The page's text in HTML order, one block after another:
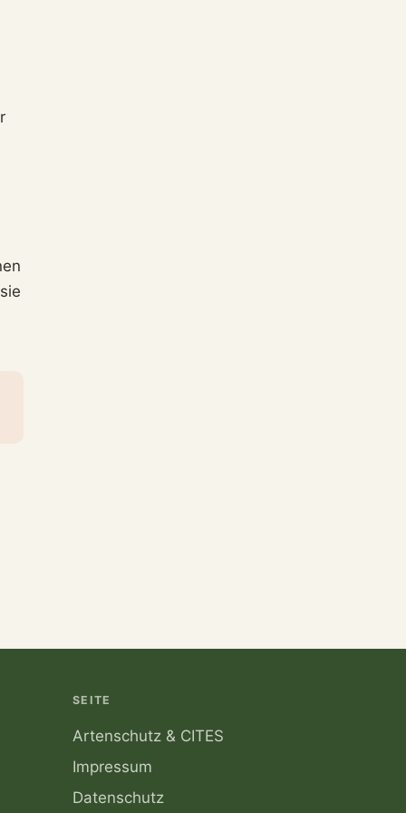
SEITE
Artenschutz & CITES
Impressum
Datenschutz